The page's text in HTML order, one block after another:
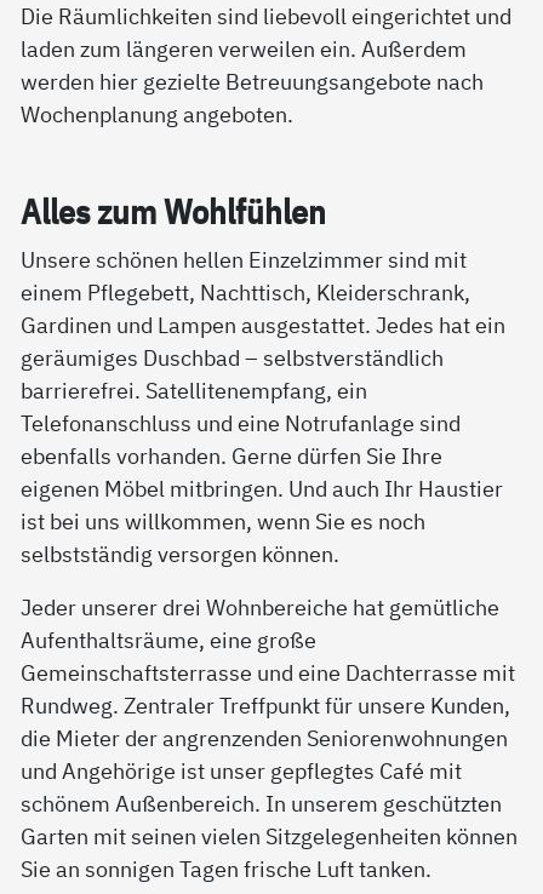
Die Räumlichkeiten sind liebevoll eingerichtet und
laden zum längeren verweilen ein. Außerdem
werden hier gezielte Betreuungsangebote nach
Wochenplanung angeboten.
Al­les zum Wohl­füh­len
Unsere schönen hellen Einzelzimmer sind mit
einem Pflegebett, Nachttisch, Kleiderschrank,
Gardinen und Lampen ausgestattet. Jedes hat ein
geräumiges Duschbad – selbstverständlich
barrierefrei. Satellitenempfang, ein
Telefonanschluss und eine Notrufanlage sind
ebenfalls vorhanden. Gerne dürfen Sie Ihre
eigenen Möbel mitbringen. Und auch Ihr Haustier
ist bei uns willkommen, wenn Sie es noch
selbstständig versorgen können.
Jeder unserer drei Wohnbereiche hat gemütliche
Aufenthaltsräume, eine große
Gemeinschaftsterrasse und eine Dachterrasse mit
Rundweg. Zentraler Treffpunkt für unsere Kunden,
die Mieter der angrenzenden Seniorenwohnungen
und Angehörige ist unser gepflegtes Café mit
schönem Außenbereich. In unserem geschützten
Garten mit seinen vielen Sitzgelegenheiten können
Sie an sonnigen Tagen frische Luft tanken.